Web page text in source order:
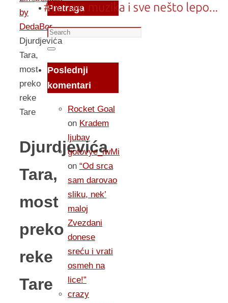
by
DedaBor
Djurdjevića
Tara,
most
preko
reke
Tare
Djurdjevića
Tara,
most
preko
reke
Tare
Pretraga
Search
for:
Search
Poslednji
komentari
Rocket Goal
on Kradem
ljubav
gotovye_iwMi
on “Od srca
sam darovao
sliku, nek’
maloj
Zvezdani
donese
sreću i vrati
osmeh na
lice!”
crazy